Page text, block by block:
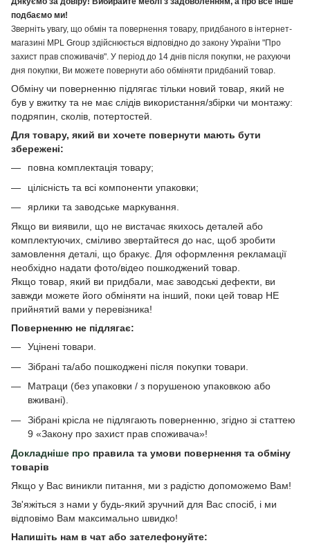
подбаємо ми!
Зверніть увагу, що обмін та повернення товару, придбаного в інтернет-
магазині MPL Group здійснюється відповідно до закону України "Про
захист прав споживачів". У період до 14 днів після покупки, не рахуючи
дня покупки, Ви можете повернути або обміняти придбаний товар.
Обміну чи поверненню підлягає тільки новий товар, який не
був у вжитку та не має слідів використання/збірки чи монтажу:
подряпин, сколів, потертостей.
Для товару, який ви хочете повернути мають бути
збережені:
повна комплектація товару;
цілісність та всі компоненти упаковки;
ярлики та заводське маркування.
Якщо ви виявили, що не вистачає якихось деталей або
комплектуючих, сміливо звертайтеся до нас, щоб зробити
замовлення деталі, що бракує. Для оформлення рекламації
необхідно надати фото/відео пошкоджений товар.
Якщо товар, який ви придбали, має заводські дефекти, ви
завжди можете його обміняти на інший, поки цей товар НЕ
прийнятий вами у перевізника!
Поверненню не підлягає:
Уцінені товари.
Зібрані та/або пошкоджені після покупки товари.
Матраци (без упаковки / з порушеною упаковкою або
вживані).
Зібрані крісла не підлягають поверненню, згідно зі статтею
9 «Закону про захист прав споживача»!
Докладніше про правила та умови повернення та обміну
товарів
Якщо у Вас виникли питання, ми з радістю допоможемо Вам!
Зв'яжіться з нами у будь-який зручний для Вас спосіб, і ми
відповімо Вам максимально швидко!
Напишіть нам в чат або зателефонуйте: